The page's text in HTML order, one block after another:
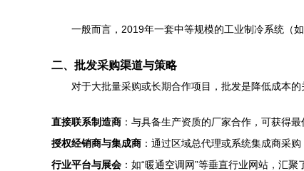
一般而言，2019年一套中等规模的工业制冷系统（
二、批发采购渠道与策略
对于大批量采购或长期合作项目，批发是降低成本的
直接联系制造商 ：与具备生产资质的厂家合作，可获得
授权经销商与集成商 ：通过区域总代理或系统集成商采
行业平台与展会 ：如“暖通空调网”等垂直行业网站，汇